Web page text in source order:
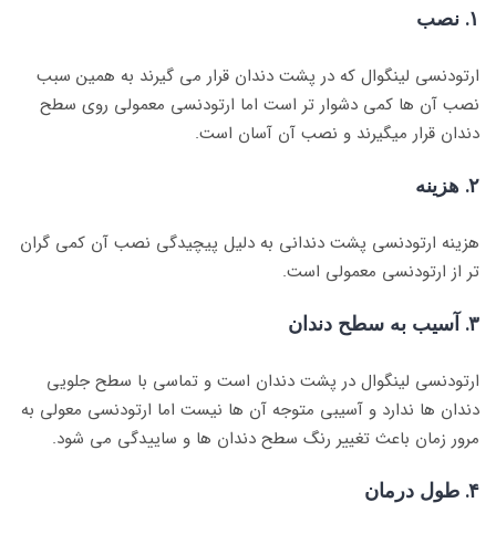
۱. نصب
ارتودنسی لینگوال که در پشت دندان قرار می گیرند به همین سبب
نصب آن ها کمی دشوار تر است اما ارتودنسی معمولی روی سطح
دندان قرار میگیرند و نصب آن آسان است.
۲. هزینه
هزینه ارتودنسی پشت دندانی به دلیل پیچیدگی نصب آن کمی گران
تر از ارتودنسی معمولی است.
۳. آسیب به سطح دندان
ارتودنسی لینگوال در پشت دندان است و تماسی با سطح جلویی
دندان ها ندارد و آسیبی متوجه آن ها نیست اما ارتودنسی معولی به
مرور زمان باعث تغییر رنگ سطح دندان ها و ساییدگی می شود.
۴. طول درمان